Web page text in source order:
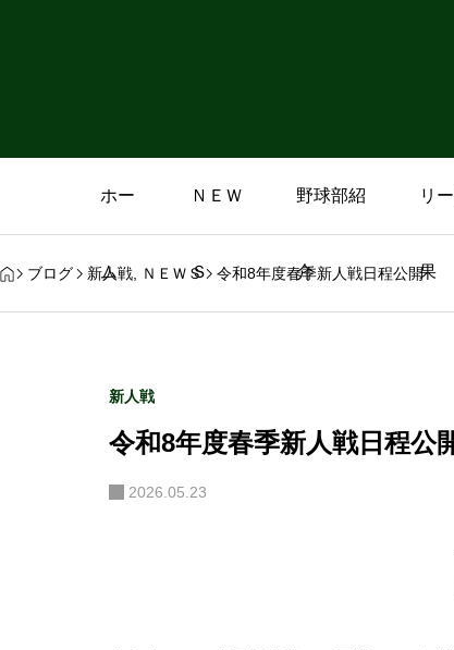
ホー
ム
ＮＥＷ
Ｓ
野球部紹
介
リ
果
ブログ 新人戦, ＮＥＷＳ 令和8年度春季新人戦日程公開
新人戦
令和8年度春季新人戦日程公
2026.05.23